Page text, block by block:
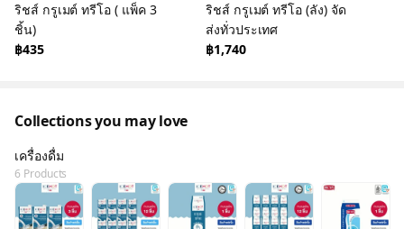
ริชส์ กรูเมต์ ทรีโอ ( แพ็ค 3
ชิ้น)
฿435
ริชส์ กรูเมต์ ทรีโอ (ลัง) จัด
ส่งทั่วประเทศ
฿1,740
Collections you may love
เครื่องดื่ม
6 Products